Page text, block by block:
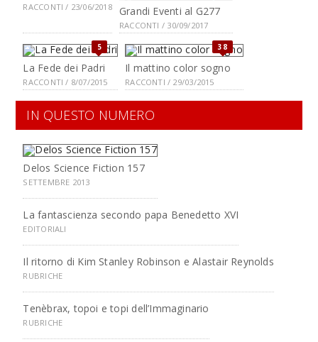
RACCONTI / 23/06/2018 Grandi Eventi al G277
RACCONTI / 30/09/2017
5
La Fede dei Padri
RACCONTI / 8/07/2015
38
Il mattino color sogno
RACCONTI / 29/03/2015
IN QUESTO NUMERO
Delos Science Fiction 157
SETTEMBRE 2013
La fantascienza secondo papa Benedetto XVI
EDITORIALI
Il ritorno di Kim Stanley Robinson e Alastair Reynolds
RUBRICHE
Tenèbrax, topoi e topi dell’Immaginario
RUBRICHE